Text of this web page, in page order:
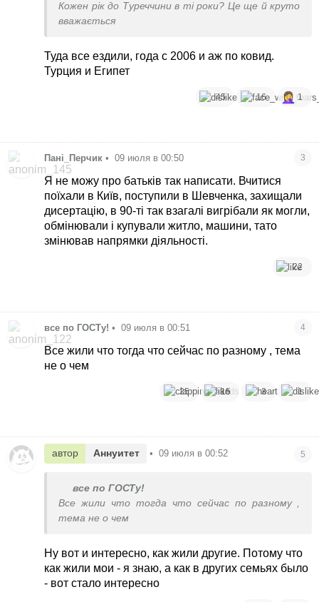
Кожен рік до Туреччини в ті роки? Це ще й круто
вважається
Туда все ездили, года с 2006 и аж по ковид.
Турция и Египет
45 16 1
Пані_Перчик • 09 июля в 00:50 3
Я не можу про батьків так написати. Вчитися
поїхали в Київ, поступили в Шевченка, захищали
дисертацію, в 90-ті так взагалі вигрібали як могли,
обмінювали і купували житло, машини, тато
змінював напрямки діяльності.
22
все по ГОСТу! • 09 июля в 00:51 4
Все жили что тогда что сейчас по разному , тема
не о чем
25 15 3 1
автор Аннуитет • 09 июля в 00:52 5
все по ГОСТу!
Все жили что тогда что сейчас по разному ,
тема не о чем
Ну вот и интересно, как жили другие. Потому что
как жили мои - я знаю, а как в других семьях было
- вот стало интересно